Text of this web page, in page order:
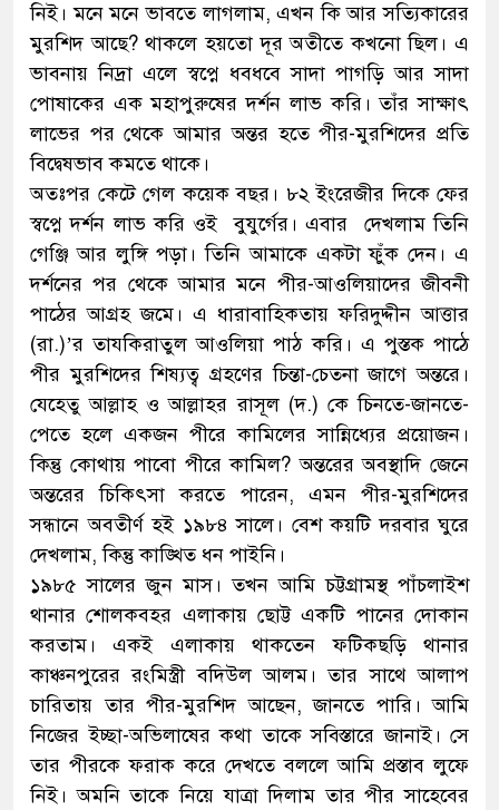
নিই। মনে মনে ভাবতে লাগলাম, এখন কি আর সত্যিকারের
মুরশিদ আছে? থাকলে হয়তো দূর অতীতে কখনো ছিল। এ
ভাবনায় নিদ্রা এলে স্বপ্নে ধবধবে সাদা পাগড়ি আর সাদা
পোষাকের এক মহাপুরুষের দর্শন লাভ করি। তাঁর সাক্ষাৎ
লাভের পর থেকে আমার অন্তর হতে পীর-মুরশিদের প্রতি
বিদ্বেষভাব কমতে থাকে।
অতঃপর কেটে গেল কয়েক বছর। ৮২ ইংরেজীর দিকে ফের
স্বপ্নে দর্শন লাভ করি ওই বুযুর্গের। এবার দেখলাম তিনি
গেঞ্জি আর লুঙ্গি পড়া। তিনি আমাকে একটা ফুঁক দেন। এ
দর্শনের পর থেকে আমার মনে পীর-আওলিয়াদের জীবনী
পাঠের আগ্রহ জমে। এ ধারাবাহিকতায় ফরিদুদ্দীন আত্তার
(রা.)’র তাযকিরাতুল আওলিয়া পাঠ করি। এ পুস্তক পাঠে
পীর মুরশিদের শিষ্যত্ব গ্রহণের চিন্তা-চেতনা জাগে অন্তরে।
যেহেতু আল্লাহ ও আল্লাহর রাসূল (দ.) কে চিনতে-জানতে-
পেতে হলে একজন পীরে কামিলের সান্নিধ্যের প্রয়োজন।
কিন্তু কোথায় পাবো পীরে কামিল? অন্তরের অবস্থাদি জেনে
অন্তরের চিকিৎসা করতে পারেন, এমন পীর-মুরশিদের
সন্ধানে অবতীর্ণ হই ১৯৮৪ সালে। বেশ কয়টি দরবার ঘুরে
দেখলাম, কিন্তু কাঙ্খিত ধন পাইনি।
১৯৮৫ সালের জুন মাস। তখন আমি চট্টগ্রামস্থ পাঁচলাইশ
থানার শোলকবহর এলাকায় ছোট্ট একটি পানের দোকান
করতাম। একই এলাকায় থাকতেন ফটিকছড়ি থানার
কাঞ্চনপুরের রংমিস্ত্রী বদিউল আলম। তার সাথে আলাপ
চারিতায় তার পীর-মুরশিদ আছেন, জানতে পারি। আমি
নিজের ইচ্ছা-অভিলাষের কথা তাকে সবিস্তারে জানাই। সে
তার পীরকে ফরাক করে দেখতে বললে আমি প্রস্তাব লুফে
নিই। অমনি তাকে নিয়ে যাত্রা দিলাম তার পীর সাহেবের